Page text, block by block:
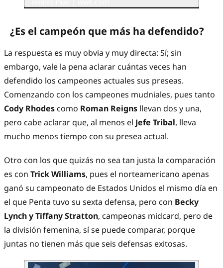
¿Es el campeón que más ha defendido?
La respuesta es muy obvia y muy directa: Sí; sin
embargo, vale la pena aclarar cuántas veces han
defendido los campeones actuales sus preseas.
Comenzando con los campeones mudniales, pues tanto
Cody Rhodes como Roman Reigns llevan dos y una,
pero cabe aclarar que, al menos el Jefe Tribal, lleva
mucho menos tiempo con su presea actual.
Otro con los que quizás no sea tan justa la comparación
es con Trick Williams, pues el norteamericano apenas
ganó su campeonato de Estados Unidos el mismo día en
el que Penta tuvo su sexta defensa, pero con Becky
Lynch y Tiffany Stratton, campeonas midcard, pero de
la división femenina, sí se puede comparar, porque
juntas no tienen más que seis defensas exitosas.